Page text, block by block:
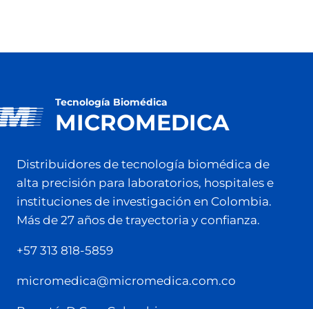
Tecnología Biomédica
MICROMEDICA
Distribuidores de tecnología biomédica de
alta precisión para laboratorios, hospitales e
instituciones de investigación en Colombia.
Más de 27 años de trayectoria y confianza.
+57 313 818-5859
micromedica@micromedica.com.co